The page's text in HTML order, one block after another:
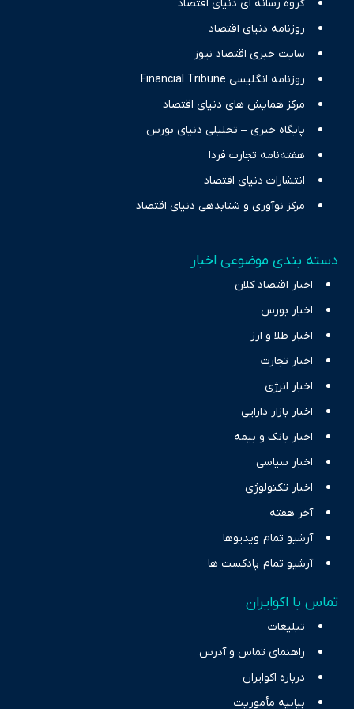
نیازهای خبری مخاطبان در حوزه‌های اثرگذار بر اقتصاد را با رویکردی
حرفه‌ای و روزآمد پوشش می‌دهیم.
گروه رسانه ای دنیای اقتصاد
روزنامه دنیای اقتصاد
سایت خبری اقتصاد نیوز
روزنامه انگلیسی Financial Tribune
مرکز همایش های دنیای اقتصاد
پایگاه خبری – تحلیلی دنیای بورس
هفته‌نامه تجارت فردا
انتشارات دنیای اقتصاد
مرکز نوآوری و شتابدهی دنیای اقتصاد
دسته بندی موضوعی اخبار
اخبار اقتصاد کلان
اخبار بورس
اخبار طلا و ارز
اخبار تجارت
اخبار انرژی
اخبار بازار دارایی
اخبار بانک و بیمه
اخبار سیاسی
اخبار تکنولوژی
آخر هفته
آرشیو تمام ویدیوها
آرشیو تمام پادکست ها
تماس با اکوایران
تبلیغات
راهنمای تماس و آدرس
درباره اکوایران
بیانیه مأموریت